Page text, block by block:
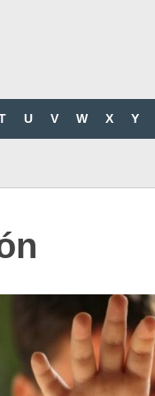
U V W X Y